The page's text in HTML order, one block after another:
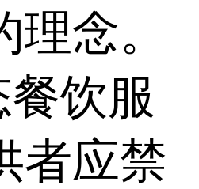
念。
饮服
者应禁